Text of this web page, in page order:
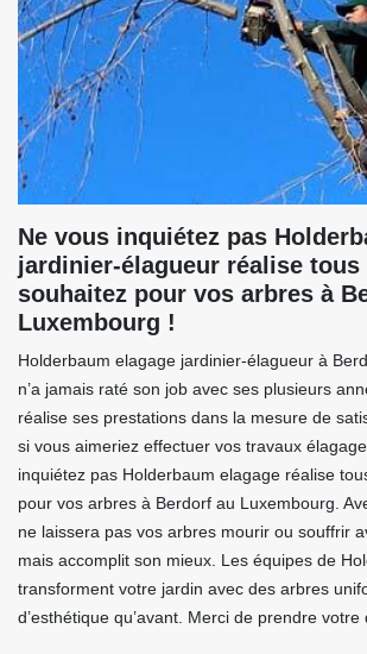
Ne vous inquiétez pas
jardinier-élagueur réalise tous
souhaitez pour vos arbres à
Luxembourg !
Holderbaum elagage jardinier-élagueur à
n’a jamais raté son job avec ses plusieurs
réalise ses prestations dans la mesure de
si vous aimeriez effectuer vos travaux
inquiétez pas Holderbaum elagage réalise
pour vos arbres à Berdorf au Luxembourg.
ne laissera pas vos arbres mourir ou souffrir
mais accomplit son mieux. Les équipes de
transforment votre jardin avec des arbres
d’esthétique qu’avant. Merci de prendre votre